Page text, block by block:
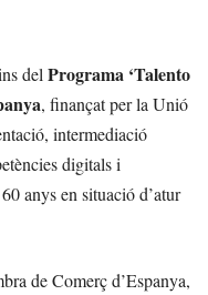
del Programa ‘Talento
, finançat per la Unió
intermediació
digitals i
anys en situació d’atur
de Comerç d’Espanya,